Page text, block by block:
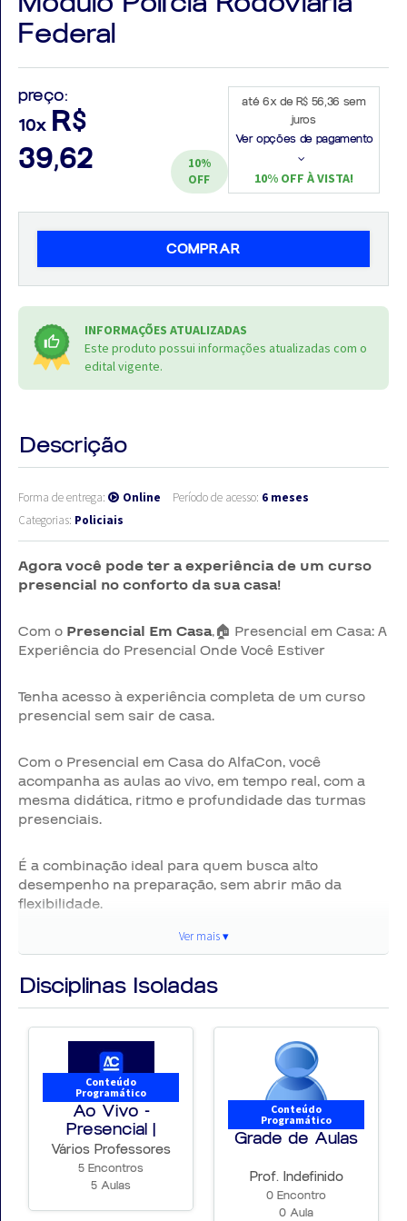
Aprovados
AO
GRATUITAS!
Federal
preço:
10x R$
39,62
10%
OFF
até 6x de R$ 56,36 sem
juros
Ver opções de pagamento
10% OFF À VISTA!
COMPRAR
INFORMAÇÕES ATUALIZADAS
Este produto possui informações atualizadas com o
edital vigente.
Descrição
Forma de entrega: Online Período de acesso: 6 meses
Categorias: Policiais
Agora você pode ter a experiência de um curso
presencial no conforto da sua casa!
Com o Presencial Em Casa,🏠 Presencial em Casa: A
Experiência do Presencial Onde Você Estiver
Tenha acesso à experiência completa de um curso
presencial sem sair de casa.
Com o Presencial em Casa do AlfaCon, você
acompanha as aulas ao vivo, em tempo real, com a
mesma didática, ritmo e profundidade das turmas
presenciais.
É a combinação ideal para quem busca alto
desempenho na preparação, sem abrir mão da
flexibilidade.
🎯** Como funciona?**
do presencial
Conteúdo alinhado ao edital e às exigências da banca
Rotina de estudos estruturada, como em sala de aula
Possibilidade de acompanhar de qualquer lugar
💡 Por que escolher o Presencial em Casa?
✅ Mesma qualidade e intensidade do presencial
✅ Disciplina e ritmo de estudo guiado
✅ Economia de tempo e deslocamento
✅ Ideal para quem quer manter consistência na
preparação
Ver mais ▾
Disciplinas Isoladas
Conteúdo
Programático
Ao Vivo -
Presencial |
Aula...
Vários Professores
5 Encontros
5 Aulas
Conteúdo
Programático
Grade de Aulas
Prof. Indefinido
0 Encontro
0 Aula